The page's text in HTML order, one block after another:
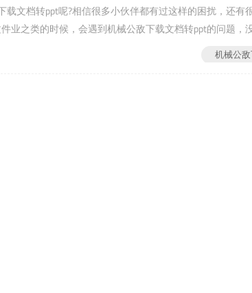
文档转ppt呢?相信很多小伙伴都有过这样的困扰，还有
业之类的时候，会遇到机械公敌下载文档转ppt的问题，
机械公